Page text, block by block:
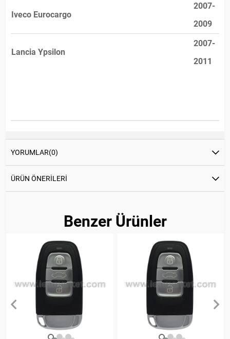
Iveco Eurocargo
2007-
2009
Lancia Ypsilon
2007-
2011
YORUMLAR(0)
ÜRÜN ÖNERILERI
Benzer Ürünler